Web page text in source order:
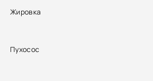
Жировка
Пухосос